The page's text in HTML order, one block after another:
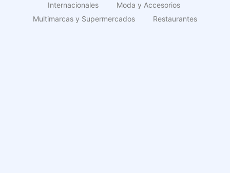
Internacionales
Moda y Accesorios
Multimarcas y Supermercados
Restaurantes